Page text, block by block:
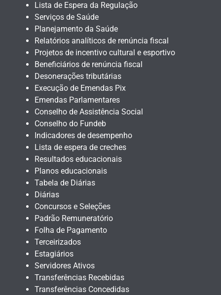
Lista de Espera da Regulação
Serviços de Saúde
Planejamento da Saúde
Relatórios analíticos de renúncia fiscal
Projetos de incentivo cultural e esportivo
Beneficiários de renúncia fiscal
Desonerações tributárias
Execução de Emendas Pix
Emendas Parlamentares
Conselho de Assistência Social
Conselho do Fundeb
Indicadores de desempenho
Lista de espera de creches
Resultados educacionais
Planos educacionais
Tabela de Diárias
Diárias
Concursos e Seleções
Padrão Remuneratório
Folha de Pagamento
Terceirizados
Estagiários
Servidores Ativos
Transferências Recebidas
Transferências Concedidas